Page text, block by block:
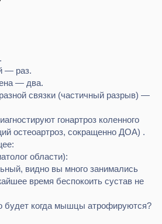
— раз.
— два.
связки (частичный разрыв) —
гонартроз коленного
остеоартроз, сокращенно ДОА) .
области):
видно вы много занимались
время беспокоить сустав не
будет когда мышцы атрофируются?